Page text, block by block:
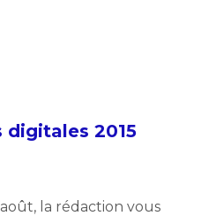
digitales 2015
la rédaction vous